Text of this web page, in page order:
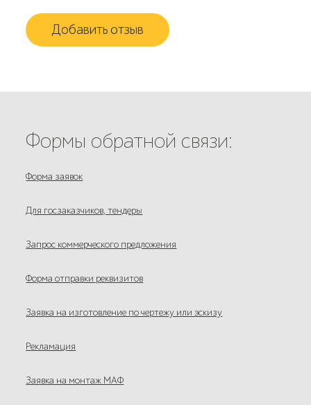
Добавить отзыв
Формы обратной связи:
Форма заявок
Для госзаказчиков, тендеры
Запрос коммерческого предложения
Форма отправки реквизитов
Заявка на изготовление по чертежу или эскизу
Рекламация
Заявка на монтаж МАФ